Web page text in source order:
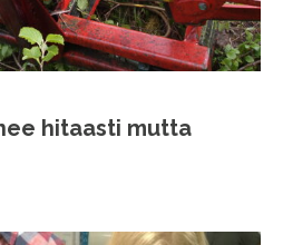
hitaasti mutta